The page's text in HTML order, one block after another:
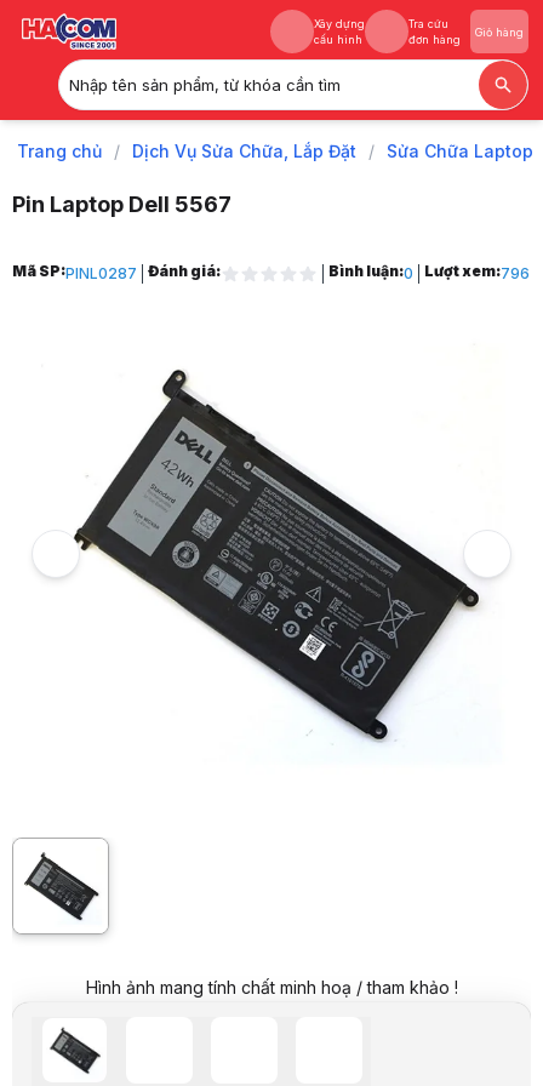
Xây dựng
cấu hình
Tra cứu
đơn hàng
Giỏ hàng
Nhập tên sản phẩm, từ khóa cần tìm
Xây dựng
Tra cứu
Trang chủ / Dịch Vụ Sửa Chữa, Lắp Đặt / Sửa Chữa Laptop
Pin Laptop Dell 5567
Trang chủ
Pin Laptop Dell 5567
Hình ảnh và video sản phẩm
Pin Laptop Dell 5567
Video review chi tiết Pin Laptop Dell 5567
Tiết kiệm 130.000 VND (-14%)
Giá mua trả góp (6 tháng):128.167 VND / tháng
Giá đã bao gồm VAT
Mã sản phẩm:
Mã SP:PINL0287 Đánh giá: Bình luận:0 Lượt xem:796
Hình ảnh mang tính chất minh hoạ / tham khảo !